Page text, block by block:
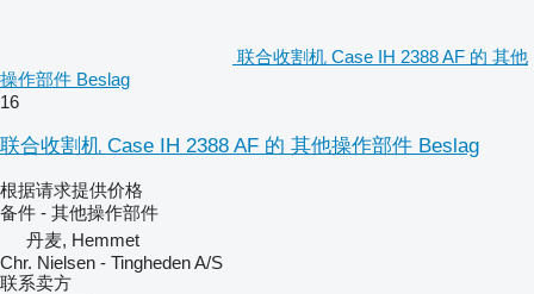
联合收割机 Case IH 2388 AF 的 其他
操作部件 Beslag
16
联合收割机 Case IH 2388 AF 的 其他操作部件 Beslag
根据请求提供价格
备件 - 其他操作部件
丹麦, Hemmet
Chr. Nielsen - Tingheden A/S
联系卖方